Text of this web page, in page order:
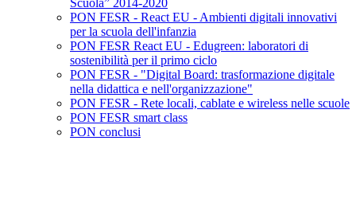
Scuola” 2014-2020
PON FESR - React EU - Ambienti digitali innovativi
per la scuola dell'infanzia
PON FESR React EU - Edugreen: laboratori di
sostenibilità per il primo ciclo
PON FESR - "Digital Board: trasformazione digitale
nella didattica e nell'organizzazione"
PON FESR - Rete locali, cablate e wireless nelle scuole
PON FESR smart class
PON conclusi